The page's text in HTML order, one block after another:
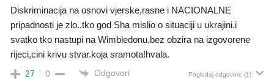
Diskriminacija na osnovi vjerske,rasne i NACIONALNE
pripadnosti je zlo..tko god Sha mislio o situaciji u ukrajini.i
svatko tko nastupi na Wimbledonu,bez obzira na izgovorene
rijeci,cini krivu stvar.koja sramota!hvala.
27 0 Odgovori Pogledaj odgovore (1)